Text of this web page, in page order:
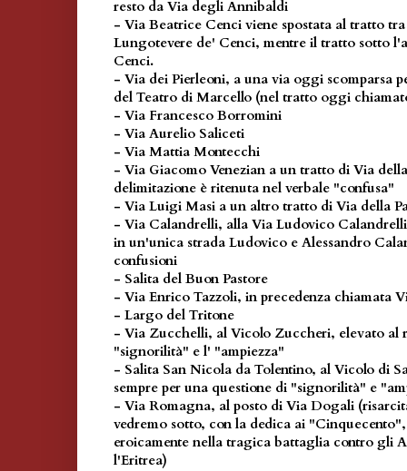
resto da Via degli Annibaldi
- Via Beatrice Cenci viene spostata al tratto
Lungotevere de' Cenci, mentre il tratto sotto
Cenci.
- Via dei Pierleoni, a una via oggi scomparsa
del Teatro di Marcello (nel tratto oggi
- Via Francesco Borromini
- Via Aurelio Saliceti
- Via Mattia Montecchi
- Via Giacomo Venezian a un tratto di Via
delimitazione è ritenuta nel verbale "confusa"
- Via Luigi Masi a un altro tratto di Via della
- Via Calandrelli, alla Via Ludovico
in un'unica strada Ludovico e Alessandro
confusioni
- Salita del Buon Pastore
- Via Enrico Tazzoli, in precedenza chiamata
- Largo del Tritone
- Via Zucchelli, al Vicolo Zuccheri, elevato al
"signorilità" e l' "ampiezza"
- Salita San Nicola da Tolentino, al Vicolo di
sempre per una questione di "signorilità" e
- Via Romagna, al posto di Via Dogali
vedremo sotto, con la dedica ai
eroicamente nella tragica battaglia contro gli
l'Eritrea)